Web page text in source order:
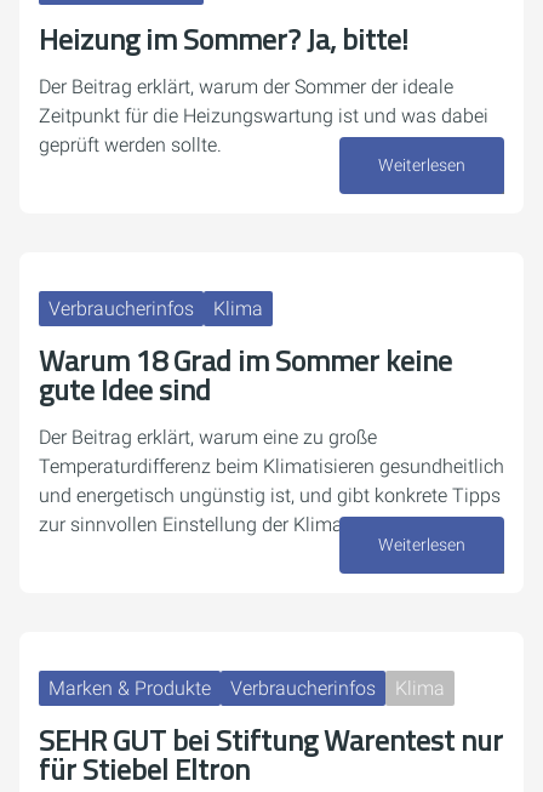
Heizung im Sommer? Ja, bitte!
Der Beitrag erklärt, warum der Sommer der ideale
Zeitpunkt für die Heizungswartung ist und was dabei
geprüft werden sollte.
Weiterlesen
Verbraucherinfos Klima
Warum 18 Grad im Sommer keine
gute Idee sind
Der Beitrag erklärt, warum eine zu große
Temperaturdifferenz beim Klimatisieren gesundheitlich
und energetisch ungünstig ist, und gibt konkrete Tipps
zur sinnvollen Einstellung der Klimaanlage.
Weiterlesen
Marken & Produkte Verbraucherinfos Klima
SEHR GUT bei Stiftung Warentest nur
für Stiebel Eltron